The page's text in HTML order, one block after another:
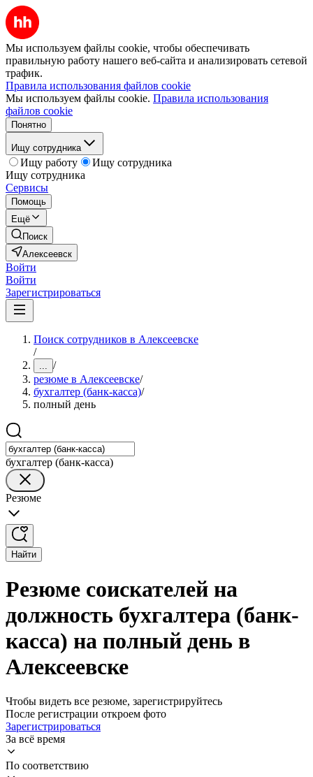
Мы используем файлы cookie, чтобы обеспечивать
правильную работу нашего веб-сайта и анализировать сетевой
трафик.
Правила использования файлов cookie
Мы используем файлы cookie. Правила использования
файлов cookie
Понятно
Ищу сотрудника
Ищу работу
Ищу сотрудника
Ищу сотрудника
Сервисы
Помощь
Ещё
Поиск
Алексеевск
Войти
Войти
Зарегистрироваться
Поиск сотрудников в Алексеевске
/
... /
резюме в Алексеевске/
бухгалтер (банк-касса)/
полный день
бухгалтер (банк-касса)
Резюме
Найти
Резюме соискателей на
должность бухгалтера (банк-
касса) на полный день в
Алексеевске
Чтобы видеть все резюме, зарегистрируйтесь
После регистрации откроем фото
Зарегистрироваться
За всё время
По соответствию